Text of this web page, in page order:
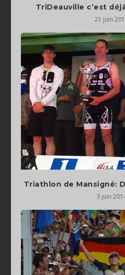
TriDeauville c’est
21 juin
Triathlon de Mansigné:
3 juin